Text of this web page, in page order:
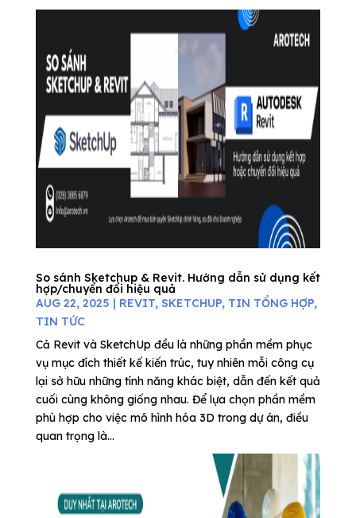
So sánh Sketchup & Revit. Hướng dẫn sử dụng kết
hợp/chuyển đổi hiệu quả
AUG 22, 2025 | REVIT, SKETCHUP, TIN TỔNG HỢP,
TIN TỨC
Cả Revit và SketchUp đều là những phần mềm phục
vụ mục đích thiết kế kiến trúc, tuy nhiên mỗi công cụ
lại sở hữu những tính năng khác biệt, dẫn đến kết quả
cuối cùng không giống nhau. Để lựa chọn phần mềm
phù hợp cho việc mô hình hóa 3D trong dự án, điều
quan trọng là...